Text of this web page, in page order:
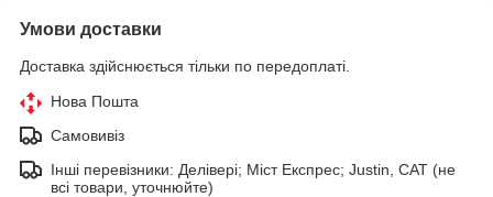
Умови доставки
Доставка здійснюється тільки по передоплаті.
Нова Пошта
Самовивіз
Інші перевізники: Делівері; Міст Експрес; Justin, САТ (не
всі товари, уточнюйте)